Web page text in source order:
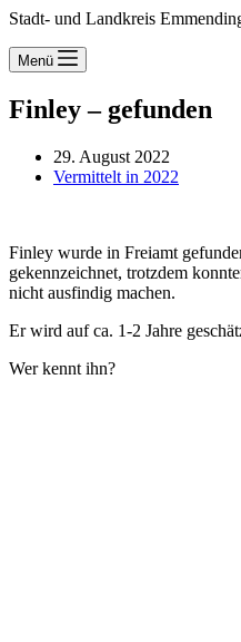
Stadt- und Landkreis
Menü
Finley – gefunden
29. August 2022
Vermittelt in 2022
Finley wurde in Freiamt
gekennzeichnet, trotzdem
nicht ausfindig machen.
Er wird auf ca. 1-2 Jahre
Wer kennt ihn?